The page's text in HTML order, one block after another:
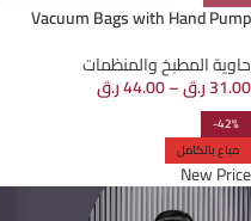
Vacuum Bags with Hand Pump
حاوية المطبخ والمنظمات
31.00ر.ق–
44.00ر.ق
-42%
مباع بالكامل
New Price